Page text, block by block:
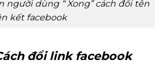
người dùng “ Xong” cách đổi tên
kết facebook
đổi link facebook